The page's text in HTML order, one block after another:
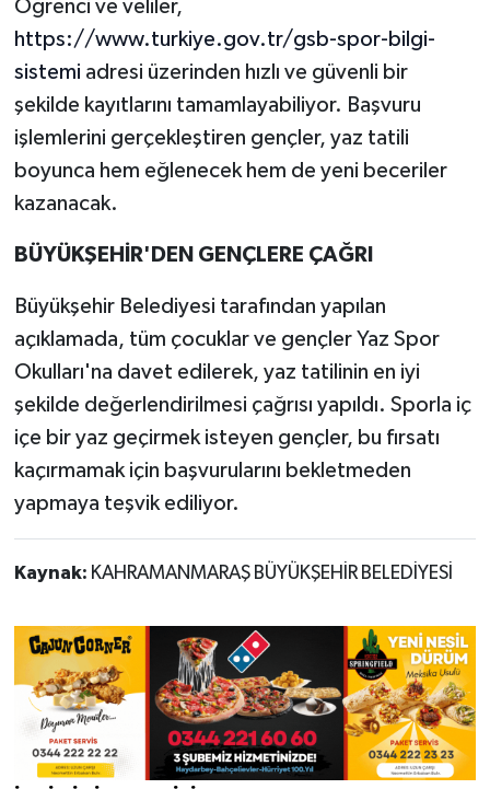
Öğrenci ve veliler,
https://www.turkiye.gov.tr/gsb-spor-bilgi-
sistemi adresi üzerinden hızlı ve güvenli bir
şekilde kayıtlarını tamamlayabiliyor. Başvuru
işlemlerini gerçekleştiren gençler, yaz tatili
boyunca hem eğlenecek hem de yeni beceriler
kazanacak.
BÜYÜKŞEHİR'DEN GENÇLERE ÇAĞRI
Büyükşehir Belediyesi tarafından yapılan
açıklamada, tüm çocuklar ve gençler Yaz Spor
Okulları'na davet edilerek, yaz tatilinin en iyi
şekilde değerlendirilmesi çağrısı yapıldı. Sporla iç
içe bir yaz geçirmek isteyen gençler, bu fırsatı
kaçırmamak için başvurularını bekletmeden
yapmaya teşvik ediliyor.
Kaynak: KAHRAMANMARAŞ BÜYÜKŞEHİR BELEDİYESİ